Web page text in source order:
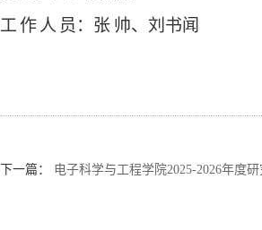
工作人 员 ：张 帅、 刘书闻
下一篇： 电子科学与工程学院2025-2026年度